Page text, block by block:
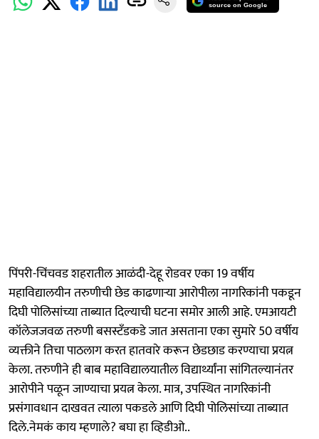
source on Google
पिंपरी-चिंचवड शहरातील आळंदी-देहू रोडवर एका 19 वर्षीय
महाविद्यालयीन तरुणीची छेड काढणाऱ्या आरोपीला नागरिकांनी पकडून
दिघी पोलिसांच्या ताब्यात दिल्याची घटना समोर आली आहे. एमआयटी
कॉलेजजवळ तरुणी बसस्टँडकडे जात असताना एका सुमारे 50 वर्षीय
व्यक्तीने तिचा पाठलाग करत हातवारे करून छेडछाड करण्याचा प्रयत्न
केला. तरुणीने ही बाब महाविद्यालयातील विद्यार्थ्यांना सांगितल्यानंतर
आरोपीने पळून जाण्याचा प्रयत्न केला. मात्र, उपस्थित नागरिकांनी
प्रसंगावधान दाखवत त्याला पकडले आणि दिघी पोलिसांच्या ताब्यात
दिले.नेमकं काय म्हणाले? बघा हा व्हिडीओ..